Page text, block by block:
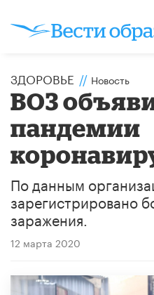
ЗДОРОВЬЕ // Новость
ВОЗ
пандемии
По данным
зарегистрировано
заражения.
12 марта 2020